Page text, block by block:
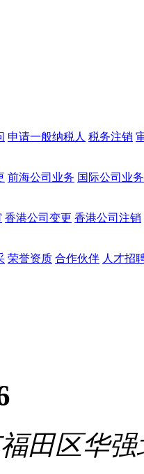
申请一般纳税人 税务注销
前海公司业务 国际公司业务
香港公司变更 香港公司注销
荣誉资质 合作伙伴 人才招
田区华